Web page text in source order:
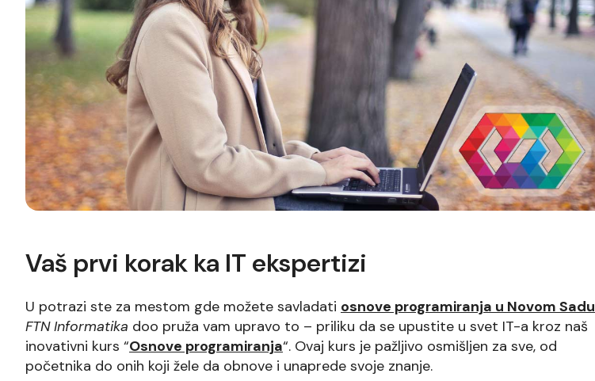
Vaš prvi korak ka IT ekspertizi
U potrazi ste za mestom gde možete savladati osnove programiranja u Novom Sadu
FTN Informatika doo pruža vam upravo to – priliku da se upustite u svet IT-a kroz naš
inovativni kurs “Osnove programiranja“. Ovaj kurs je pažljivo osmišljen za sve, od
početnika do onih koji žele da obnove i unaprede svoje znanje.